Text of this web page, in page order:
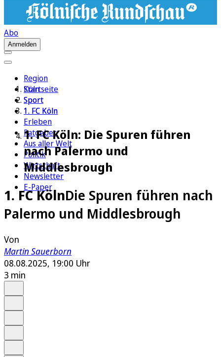
Abo
Anmelden
Region
Köln
Sport
1. FC Köln
Erleben
Ratgeber
Aus aller Welt
Politik
Wirtschaft
Newsletter
E-Paper
Startseite
Sport
1. FC Köln
1. FC Köln: Die Spuren führen
nach Palermo und
Middlesbrough
1. FC KölnDie Spuren führen nach
Palermo und Middlesbrough
Von
Martin Sauerborn
08.08.2025, 19:00 Uhr
3 min